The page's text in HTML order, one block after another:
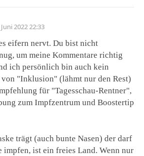
2022 22:33
eifern nervt. Du bist nicht
um meine Kommentare richtig
ich persönlich bin auch kein
"Inklusion" (lähmt nur den Rest)
für "Tagesschau-Rentner",
zum Impfzentrum und Boostertip
trägt (auch bunte Nasen) der darf
impfen, ist ein freies Land. Wenn nur